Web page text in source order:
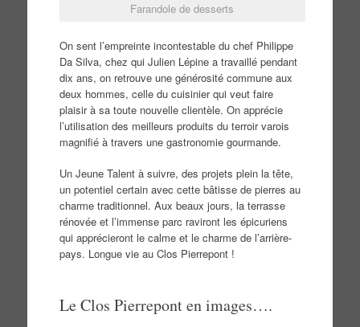
Farandole de desserts
On sent l’empreinte incontestable du chef Philippe
Da Silva, chez qui Julien Lépine a travaillé pendant
dix ans, on retrouve une générosité commune aux
deux hommes, celle du cuisinier qui veut faire
plaisir à sa toute nouvelle clientèle. On apprécie
l’utilisation des meilleurs produits du terroir varois
magnifié à travers une gastronomie gourmande.
Un Jeune Talent à suivre, des projets plein la tête,
un potentiel certain avec cette bâtisse de pierres au
charme traditionnel. Aux beaux jours, la terrasse
rénovée et l’immense parc raviront les épicuriens
qui apprécieront le calme et le charme de l’arrière-
pays. Longue vie au Clos Pierrepont !
Le Clos Pierrepont en images….